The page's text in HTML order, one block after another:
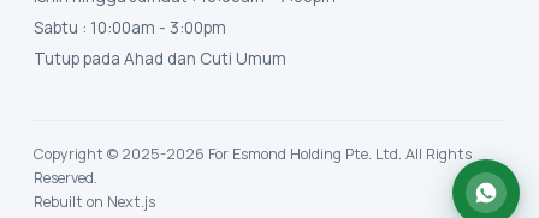
Sabtu : 10:00am - 3:00pm
Tutup pada Ahad dan Cuti Umum
Copyright © 2025-2026 For Esmond Holding Pte. Ltd. All Rights
Reserved.
Rebuilt on Next.js